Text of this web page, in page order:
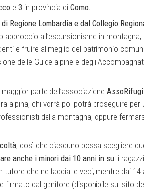
e 3 in provincia di Como.
Regione Lombardia e dal Collegio
all’escursionismo in montagna,
e fruire al meglio del patrimonio
delle Guide alpine e degli
maggior parte dell’associazione AssoRifugi
alpina, chi vorrà poi potrà proseguire per
della montagna, oppure
, così che ciascuno possa scegliere
anche i minori dai 10 anni in su: i
che ne faccia le veci, mentre dai 14
firmato dal genitore (disponibile sul sito